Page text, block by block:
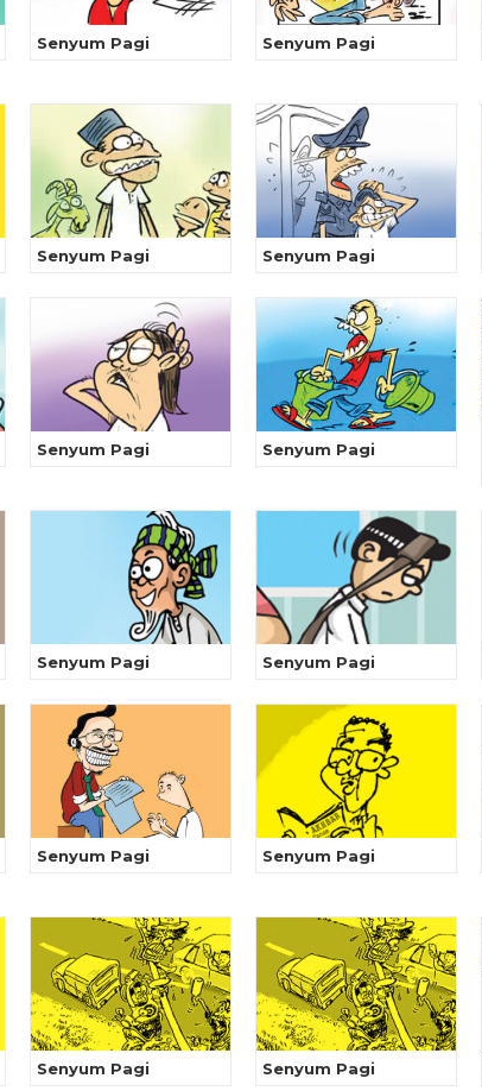
Senyum Pagi Senyum Pagi
Senyum Pagi Senyum Pagi
Senyum Pagi Senyum Pagi
Senyum Pagi Senyum Pagi
Senyum Pagi Senyum Pagi
Senyum Pagi Senyum Pagi